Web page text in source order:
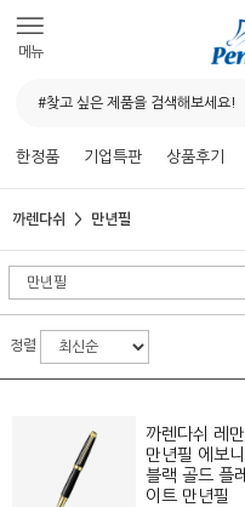
메뉴
한정품 기업특판 상품후기
까렌다쉬 만년필
정렬
까렌다쉬 레만
만년필 에보니
블랙 골드 플레
이트 만년필